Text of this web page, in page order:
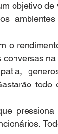
objetivo
ambientes
o